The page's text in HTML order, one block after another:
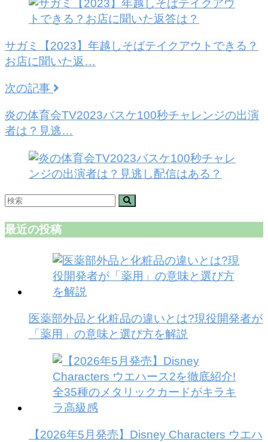
サガミ【2023】年越しそばテイクアウトできる？
お店に聞いた返…
次の記事
炎の体育会TV2023バスケ100秒チャレンジの出演
者は？見逃…
最近の投稿
医薬部外品と化粧品の違いとは?現役開発者が
「薬用」の意味と選び方を解説
【2026年5月発売】Disney Characters ウエハ